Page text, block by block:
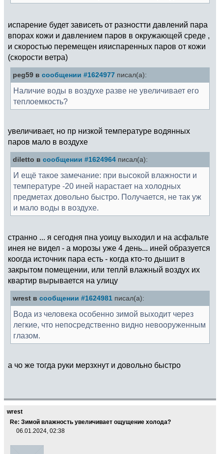
испарение будет зависеть от разностти давлений пара
впорах кожи и давлением паров в окружающей среде ,
и скоростью перемещен ияиспаренных паров от кожи
(скорости ветра)
peg59 в сообщении #1624977 писал(а):
Наличие воды в воздухе разве не увеличивает его
теплоемкость?
увеличивает, но пр низкой температуре водянных
паров мало в воздухе
diletto в сообщении #1624964 писал(а):
И ещё такое замечание: при высокой влажности и
температуре -20 иней нарастает на холодных
предметах довольно быстро. Получается, не так уж
и мало воды в воздухе.
странно ... я сегодня пна уоицу выходил и на асфальте
инея не видел - а морозы уже 4 день... иней образуется
коогда источник пара есть - когда кто-то дышит в
закрытом помещении, или теплй влажный воздух их
квартир вырывается на улицу
wrest в сообщении #1624981 писал(а):
Вода из человека особенно зимой выходит через
легкие, что непосредственно видно невооруженным
глазом.
а чо же тогда руки мерзхнут и довольно быстро
wrest
Re: Зимой влажность увеличивает ощущение холода?
06.01.2024, 02:38